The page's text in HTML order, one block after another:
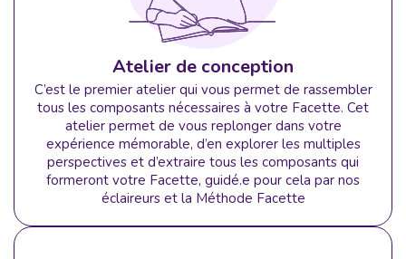
Atelier de conception
C’est le premier atelier qui vous permet de rassembler
tous les composants nécessaires à votre Facette. Cet
atelier permet de vous replonger dans votre
expérience mémorable, d’en explorer les multiples
perspectives et d’extraire tous les composants qui
formeront votre Facette, guidé.e pour cela par nos
éclaireurs et la Méthode Facette